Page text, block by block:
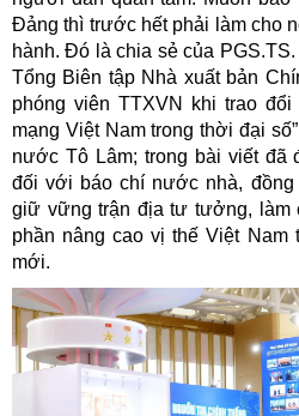
Đảng thì trước hết phải làm cho
hành. Đó là chia sẻ của
Tổng Biên tập Nhà xuất bản
phóng viên TTXVN khi trao
mạng Việt Nam trong thời đại
nước Tô Lâm; trong bài viết đã
đối với báo chí nước nhà,
giữ vững trận địa tư tưởng, làm
phần nâng cao vị thế Việt Nam
mới.